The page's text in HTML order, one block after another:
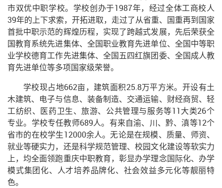
市双优中职学校。学校创办于1987年，经过全体工商校人
39年的上下求索，开拓进取，走过了从省重、国重再到国家
首批中职示范的辉煌历程，实现了跨越式发展，先后荣获全
国教育系统先进集体、全国职业教育先进单位、全国中等职
业学校德育工作先进集体、全国五四红旗团委、全国成人教
育先进单位等多项国家级荣誉。
学校现占地662亩，建筑面积25.8万平方米。开设有土
木建筑、电子与信息、装备制造、交通运输、财经商贸、轻
工纺织、医药卫生、旅游、公共管理与服务等11大类26个
专业。学校专任教师689人。有来自渝、川、黔、滇等12个
省市的在校学生12000余人。无论是在规模、质量、师资、
就业等硬实力，还是科学规范管理、校园文化建设等软实力
上，均全面领跑重庆中职教育，彰显办学理念国际化、办学
模式集团化、人才培养品牌化、社会效益多元化等靓丽特
色。